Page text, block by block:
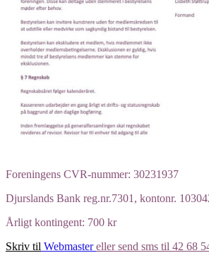
Foreningens CVR-nummer: 30231937
Djurslands Bank reg.nr.7301, kontonr.
Årligt kontingent: 700 kr
Skriv til Webmastereller send sms til 42 68